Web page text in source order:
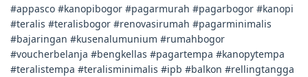
#appasco #kanopibogor #pagarmurah #pagarbogor #kanopi
#teralis #teralisbogor #renovasirumah #pagarminimalis
#bajaringan #kusenalumunium #rumahbogor
#voucherbelanja #bengkellas #pagartempa #kanopytempa
#teralistempa #teralisminimalis #ipb #balkon #rellingtangga